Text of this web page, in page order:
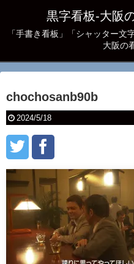
黒字看板‐大阪
「手書き看板」「シャッター文
大阪の
chochosanb90b
2024/5/18